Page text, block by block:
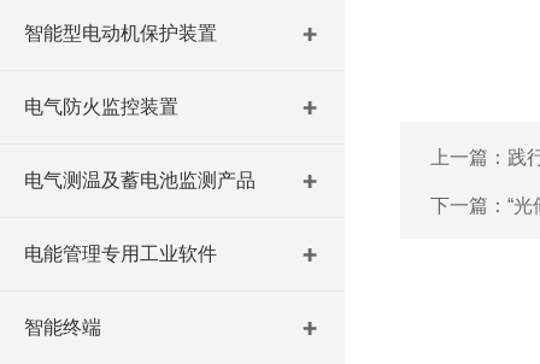
智能型电动机保护装置
电气防火监控装置
电气测温及蓄电池监测产品
电能管理专用工业软件
智能终端
上一篇： 践
下一篇： “光